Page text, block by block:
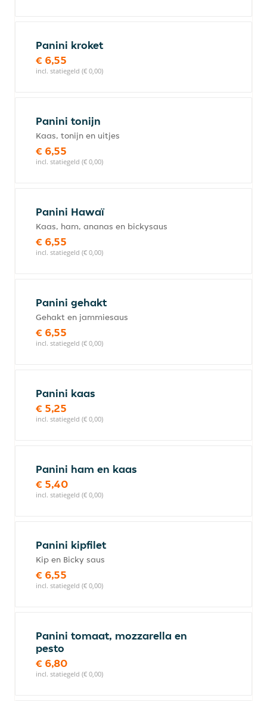
Panini kroket
€ 6,55
incl. statiegeld (€ 0,00)
Panini tonijn
Kaas, tonijn en uitjes
€ 6,55
incl. statiegeld (€ 0,00)
Panini Hawaï
Kaas, ham, ananas en bickysaus
€ 6,55
incl. statiegeld (€ 0,00)
Panini gehakt
Gehakt en jammiesaus
€ 6,55
incl. statiegeld (€ 0,00)
Panini kaas
€ 5,25
incl. statiegeld (€ 0,00)
Panini ham en kaas
€ 5,40
incl. statiegeld (€ 0,00)
Panini kipfilet
Kip en Bicky saus
€ 6,55
incl. statiegeld (€ 0,00)
Panini tomaat, mozzarella en
pesto
€ 6,80
incl. statiegeld (€ 0,00)